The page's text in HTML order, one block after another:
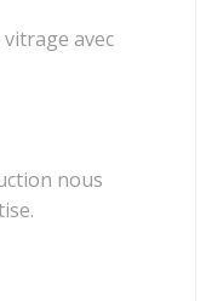
avec
nous